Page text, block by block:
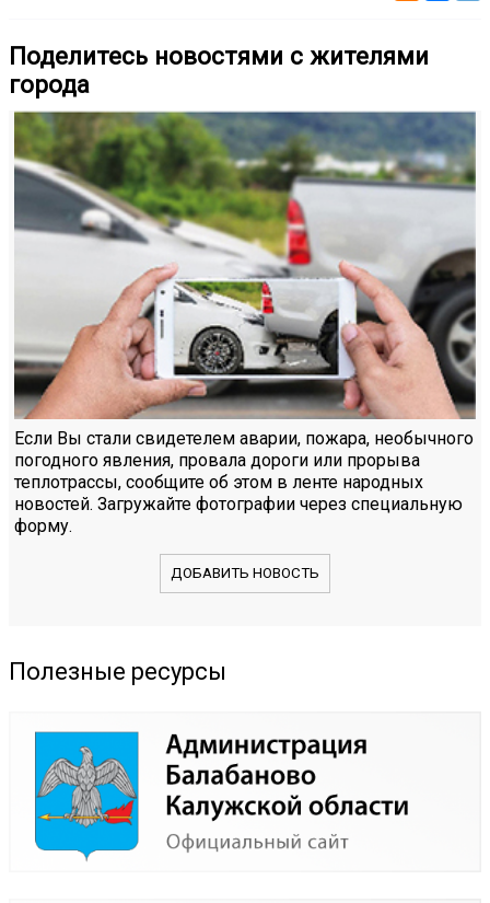
Поделитесь новостями с жителями
города
Если Вы стали свидетелем аварии, пожара, необычного
погодного явления, провала дороги или прорыва
теплотрассы, сообщите об этом в ленте народных
новостей. Загружайте фотографии через специальную
форму.
ДОБАВИТЬ НОВОСТЬ
Полезные ресурсы